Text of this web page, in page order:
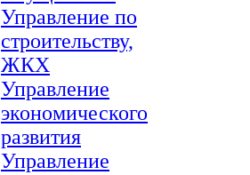
Управление по
строительству,
ЖКХ
Управление
экономического
развития
Управление